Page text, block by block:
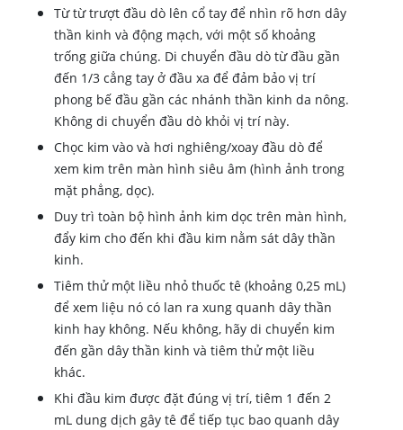
Từ từ trượt đầu dò lên cổ tay để nhìn rõ hơn dây
thần kinh và động mạch, với một số khoảng
trống giữa chúng. Di chuyển đầu dò từ đầu gần
đến 1/3 cẳng tay ở đầu xa để đảm bảo vị trí
phong bế đầu gần các nhánh thần kinh da nông.
Không di chuyển đầu dò khỏi vị trí này.
Chọc kim vào và hơi nghiêng/xoay đầu dò để
xem kim trên màn hình siêu âm (hình ảnh trong
mặt phẳng, dọc).
Duy trì toàn bộ hình ảnh kim dọc trên màn hình,
đẩy kim cho đến khi đầu kim nằm sát dây thần
kinh.
Tiêm thử một liều nhỏ thuốc tê (khoảng 0,25 mL)
để xem liệu nó có lan ra xung quanh dây thần
kinh hay không. Nếu không, hãy di chuyển kim
đến gần dây thần kinh và tiêm thử một liều
khác.
Khi đầu kim được đặt đúng vị trí, tiêm 1 đến 2
mL dung dịch gây tê để tiếp tục bao quanh dây